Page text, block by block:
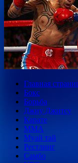
Главная
Бокс
Борьба
Джиу Джитсу
Карате
MMA
Муай тай
Рестлинг
Самбо